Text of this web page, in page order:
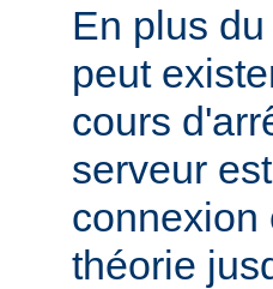
En plus
peut
cours
serveur
connexion
théorie